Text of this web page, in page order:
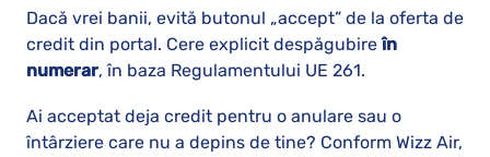
Dacă vrei banii, evită butonul „accept” de la oferta de
credit din portal. Cere explicit despăgubireîn
numerar, în baza Regulamentului UE 261.
Ai acceptat deja credit pentru o anulare sau o
întârziere care nu a depins de tine? Conform Wizz Air,